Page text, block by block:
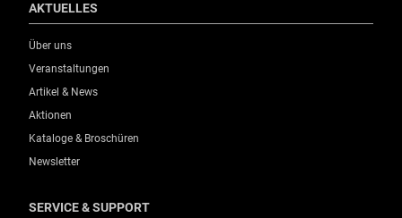
AKTUELLES
Über uns
Veranstaltungen
Artikel & News
Aktionen
Kataloge & Broschüren
Newsletter
SERVICE & SUPPORT